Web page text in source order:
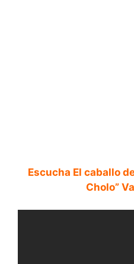
Escucha El caballo
Cholo”